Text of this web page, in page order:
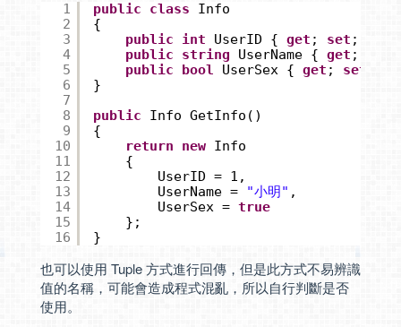
1
2
3
4
5
6
7
8
9
10
11
12
13
14
15
16
public class
Info
{
public
int UserID { get ; set ; }
public
string UserName { get ;
public
bool UserSex { get ; set
}
public
Info GetInfo()
{
return
new Info
{
UserID = 1,
UserName =
"小明" ,
UserSex = true
};
}
也可以使用 Tuple 方式進行回傳，但是此方式不易辨識
值的名稱，可能會造成程式混亂，所以自行判斷是否
使用。